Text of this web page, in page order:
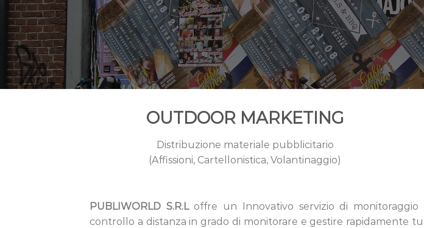
OUTDOOR MARKETING
Distribuzione materiale pubblicitario
(Affissioni, Cartellonistica, Volantinaggio)
PUBLIWORLD S.R.Loffre un Innovativo servizio di monitoraggio
controllo a distanza in grado di monitorare e gestire rapidamente